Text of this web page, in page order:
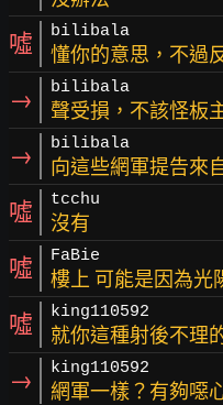
噓 bilibala
懂你的意思，不過
→ bilibala
聲受損，不該怪板
→ bilibala
向這些網軍提告來
噓 tcchu
沒有
噓 FaBie
樓上 可能是因為光
噓 king110592
就你這種射後不理
→ king110592
網軍一樣？有夠噁